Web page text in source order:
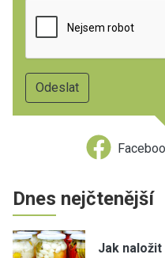
Dnes nejčtenější
Jak